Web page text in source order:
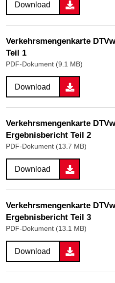
Download
Verkehrsmengenkarte
Teil 1
PDF-Dokument (9.1 MB)
Download
Verkehrsmengenkarte
Ergebnisbericht Teil 2
PDF-Dokument (13.7 MB)
Download
Verkehrsmengenkarte
Ergebnisbericht Teil 3
PDF-Dokument (13.1 MB)
Download